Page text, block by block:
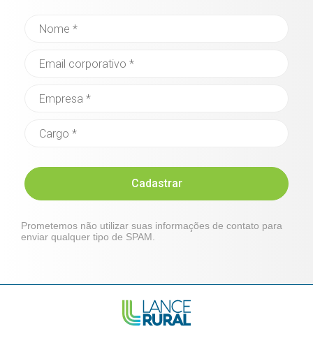
Cadastrar
Prometemos não utilizar suas informações de contato para
enviar qualquer tipo de SPAM.